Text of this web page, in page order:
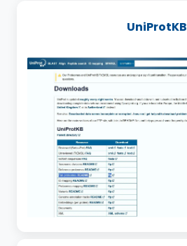
UniProtKB